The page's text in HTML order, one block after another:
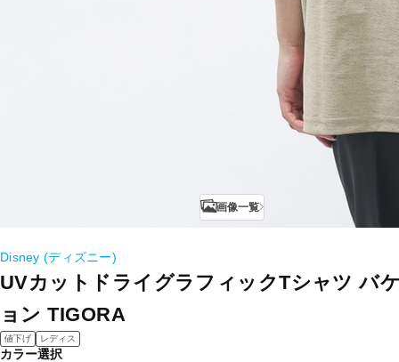
画像一覧
Disney (ディズニー)
UVカットドライグラフィックTシャツ バ
ョン TIGORA
値下げ レディス
カラー選択